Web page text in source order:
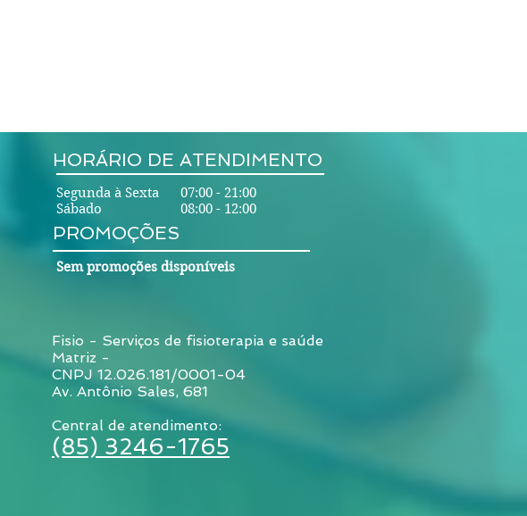
HORÁRIO DE ATENDIMENTO
Segunda à Sexta 07:00 - 21:00
Sábado 08:00 - 12:00
PROMOÇÕES
Sem promoções disponíveis
Fisio - Serviços de fisioterapia e saúde
Matriz -
CNPJ 12.026.181/0001-04
Av. Antônio Sales, 681
Central de atendimento:
(85) 3246-1765